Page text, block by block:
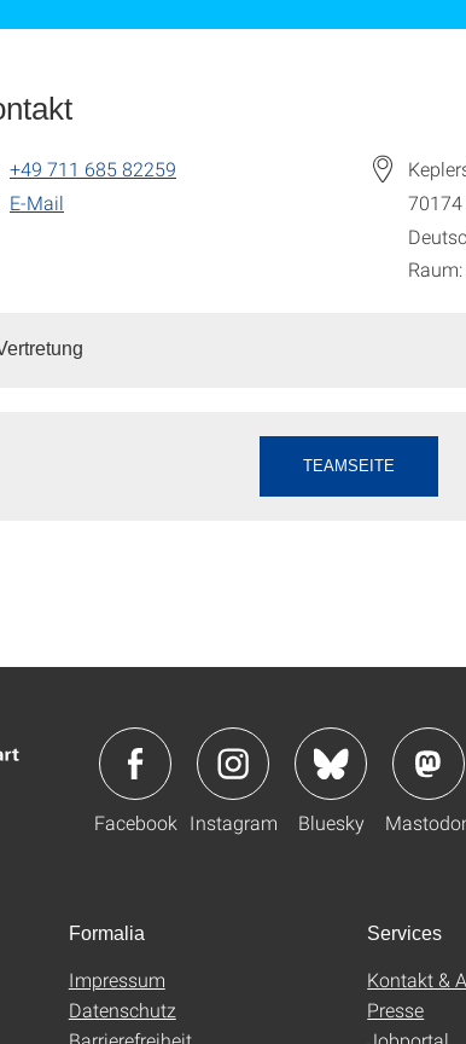
+49 711 685 82259
E-Mail
70174
TEAMSEITE
Facebook Instagram Bluesky
Formalia
Impressum
Datenschutz
Services
Kontakt &
Presse